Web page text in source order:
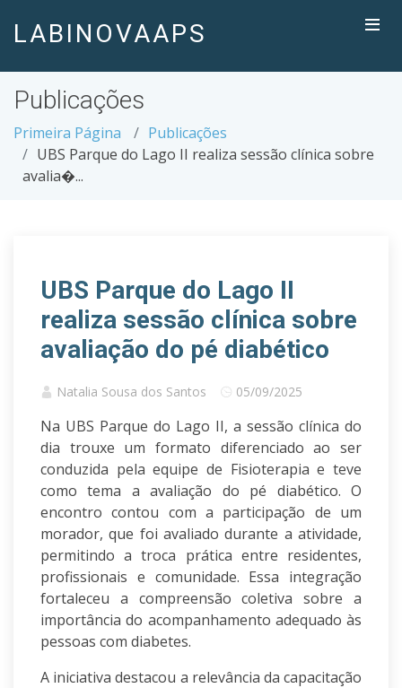
LABINOVAAPS
Publicações
Primeira Página
Publicações
UBS Parque do Lago II realiza sessão clínica sobre
avalia�...
UBS Parque do Lago II
realiza sessão clínica sobre
avaliação do pé diabético
Natalia Sousa dos Santos 05/09/2025
Na UBS Parque do Lago II, a sessão clínica do
dia trouxe um formato diferenciado ao ser
conduzida pela equipe de Fisioterapia e teve
como tema aavaliação do pé diabético.O
encontro contou com a participação de um
morador, que foi avaliado durante a atividade,
permitindo a troca prática entre residentes,
profissionais e comunidade. Essa integração
fortaleceu a compreensão coletiva sobre a
importância do acompanhamento adequado às
pessoas com diabetes.
A iniciativa destacou a relevância da capacitação